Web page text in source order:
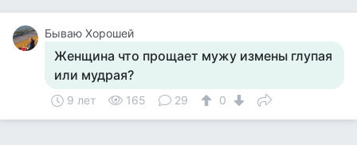
Бываю Хорошей
Женщина что прощает мужу измены глупая
или мудрая?
9 лет 165 29 0